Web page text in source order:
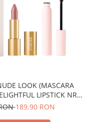
LOOK (MASCARA
LIPSTICK NR
400)189,90 RON